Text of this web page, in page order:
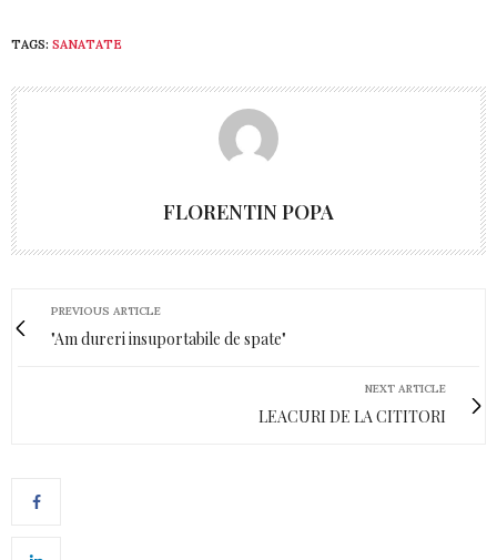
TAGS: SANATATE
FLORENTIN POPA
PREVIOUS ARTICLE
"Am dureri insuportabile de spate"
NEXT ARTICLE
LEACURI DE LA CITITORI